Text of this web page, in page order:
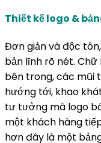
Thiết kế logo &
Đơn giản và độc
bản lĩnh rõ nét.
bên trong, các mũi
hướng tới, khao
tư tưởng mà logo
một khách hàng
hơn đây là một